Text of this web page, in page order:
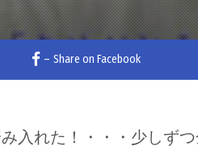
– Share on Facebook
入れた！・・・少しず